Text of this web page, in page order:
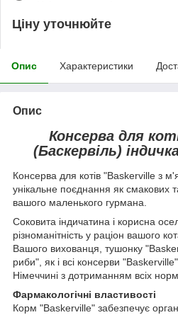
Ціну уточнюйте
Опис Характеристики
Опис
Консерва для
(Баскервіль)
Консерва для котів "Baskerville з
унікальне поєднання як смакових
вашого маленького гурмана.
Соковита індичатина і корисна
різноманітність у раціон вашого
Вашого вихованця, тушонку
риби", як і всі консерви
Німеччині з дотриманням всіх
Фармакологічні властивості
Корм "Baskerville" забезпечує